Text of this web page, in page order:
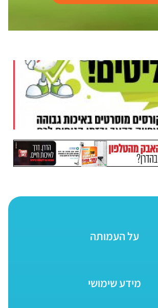
על העמותה
מידע שימושי